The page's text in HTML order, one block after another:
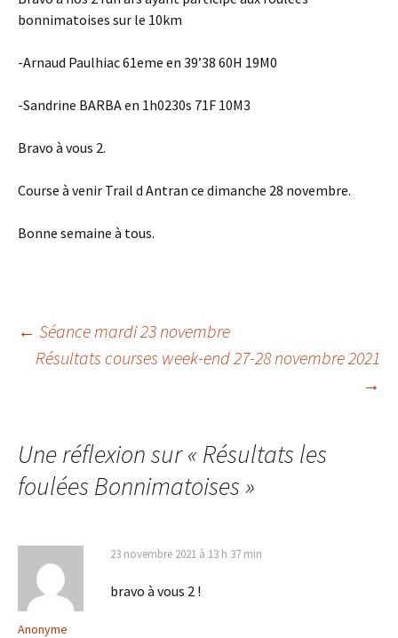
bonnimatoises sur le 10km
-Arnaud Paulhiac 61eme en 39’38 60H 19M0
-Sandrine BARBA en 1h0230s 71F 10M3
Bravo à vous 2.
Course à venir Trail d Antran ce dimanche 28 novembre.
Bonne semaine à tous.
Navigation
articles
← Séance mardi 23 novembre
Résultats courses week-end 27-28 novembre 2021
→
Une réflexion sur « Résultats les
foulées Bonnimatoises»
Anonyme
23 novembre 2021 à 13 h 37 min
bravo à vous 2 !